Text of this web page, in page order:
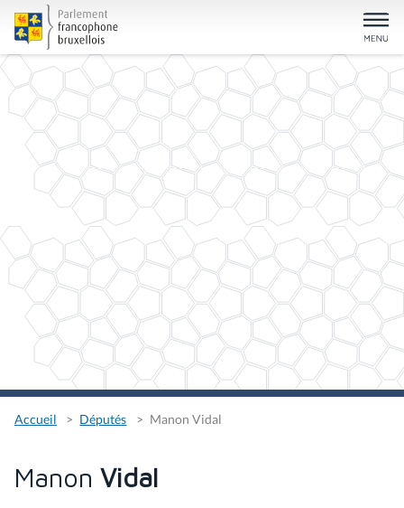
Accueil Députés Manon Vidal
Manon Vidal